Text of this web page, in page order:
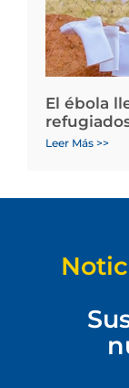
El ébola
Leer Más >>